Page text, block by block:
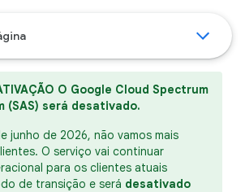
O Google Cloud Spectrum
(SAS) será desativado.
junho de 2026, não vamos mais
O serviço vai continuar
para os clientes atuais
de transição e será desativado